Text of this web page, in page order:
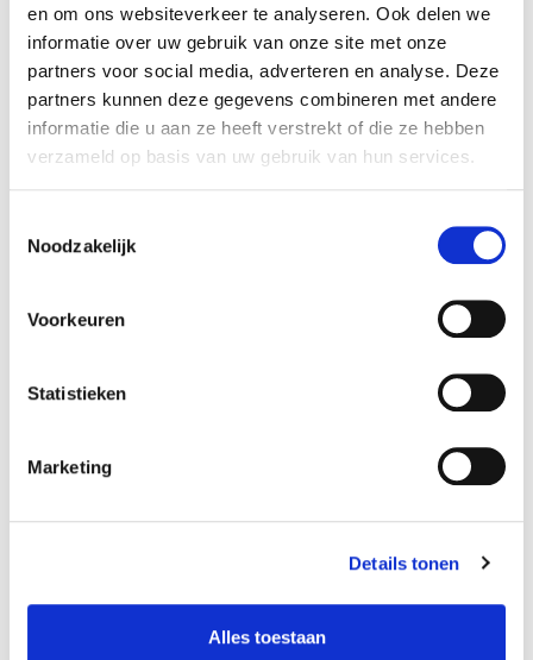
en om ons websiteverkeer te analyseren. Ook delen we
informatie over uw gebruik van onze site met onze
partners voor social media, adverteren en analyse. Deze
partners kunnen deze gegevens combineren met andere
informatie die u aan ze heeft verstrekt of die ze hebben
verzameld op basis van uw gebruik van hun services.
Noodzakelijk
Voorkeuren
Statistieken
Marketing
Details tonen
Alles toestaan
Onze strategie omvat de kanalen en platforms die
we gaan gebruiken om jouw communicatie
boodschap effectief te verspreiden. Of het nu gaat
om social media, traditionele advertenties, influencer
marketing of een combinatie van benaderingen, we
kiezen altijd de juiste mix voor maximale impact.
momenten om te communiceren met jouw
Communicatie concept